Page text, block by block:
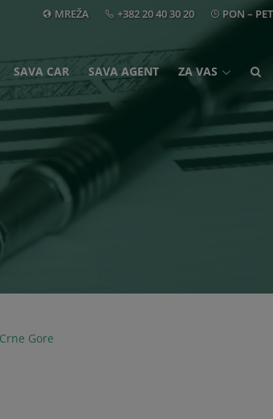
MREŽA +382 20 40 30 20 PON –
SAVA CAR SAVA AGENT ZA VAS
Gore